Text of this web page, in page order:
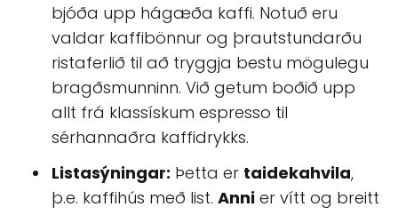
bjóða upp hágæða kaffi. Notuð eru
valdar kaffibönnur og þrautstundarðu
ristaferlið til að tryggja bestu mögulegu
bragðsmunninn. Við getum boðið upp
allt frá klassískum espresso til
sérhannaðra kaffidrykks.
Listasýningar: Þetta er taidekahvila,
þ.e. kaffihús með list. Anni er vítt og breitt